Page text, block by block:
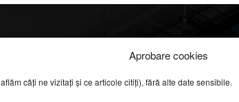
Aprobare cookies
câți ne vizitați și ce articole citiți), fără alte date sensibile.
Info
DESPRE NOI